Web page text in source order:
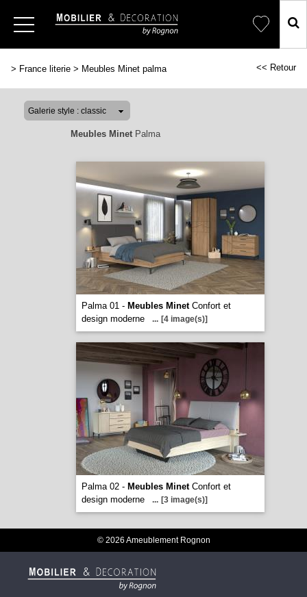
> France literie > Meubles Minet palma << Retour
Meubles MinetPalma
Palma 01 - Meubles MinetConfort et
design moderne
... [4 image(s)]
Palma 02 - Meubles MinetConfort et
design moderne
... [3 image(s)]
© 2026 Ameublement Rognon